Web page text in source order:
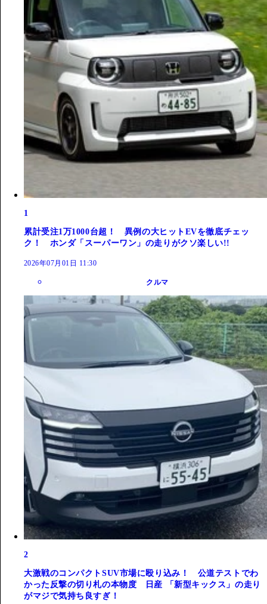
1
累計受注1万1000台超！ 異例の大ヒットEVを徹底チェッ
ク！ ホンダ「スーパーワン」の走りがクソ楽しい!!
2026年07月01日 11:30
クルマ
2
大激戦のコンパクトSUV市場に殴り込み！ 公道テストでわ
かった反撃の切り札の本物度 日産 「新型キックス」の走り
がマジで気持ち良すぎ！